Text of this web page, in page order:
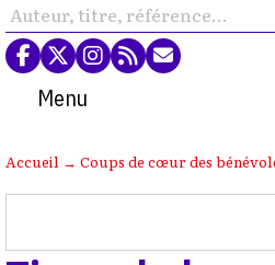
Menu
Accueil → Coups de cœur des